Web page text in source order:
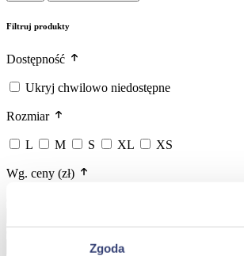
Zgoda
Filtruj produkty
Dostępność
Ukryj chwilowo niedostępne
Rozmiar
L M S XL XS
Wg. ceny (zł)
do